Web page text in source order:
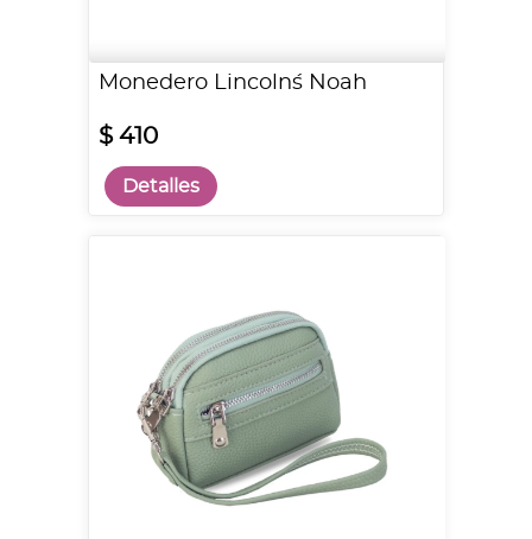
Monedero Lincoln´s Noah
$ 410
Detalles